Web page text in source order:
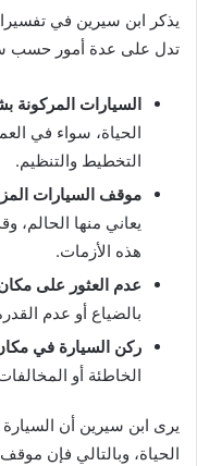
يذكر ابن سيرين في
تدل على عدة أمور حسب
السيارات
الحياة، سواء في
التخطيط والتنظيم.
موقف السيارات
يعاني منها الحالم،
هذه الأزمات.
عدم العثور على
بالضياع أو عدم
ركن السيارة في
الخاطئة أو
يرى ابن سيرين أن السيارة
الحياة، وبالتالي فإن